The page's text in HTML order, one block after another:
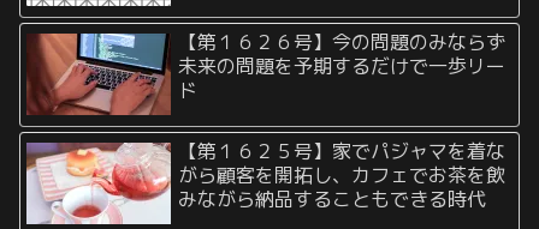
【第１６２６号】今の問題のみならず
未来の問題を予期するだけで一歩リー
ド
【第１６２５号】家でパジャマを着な
がら顧客を開拓し、カフェでお茶を飲
みながら納品することもできる時代